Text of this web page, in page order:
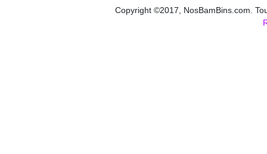
Copyright ©2017, NosBamBins.com.